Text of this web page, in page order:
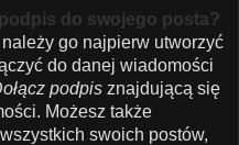
do swojego posta?
go najpierw utworzyć
do danej wiadomości
podpis znajdującą się
Możesz także
swoich postów,